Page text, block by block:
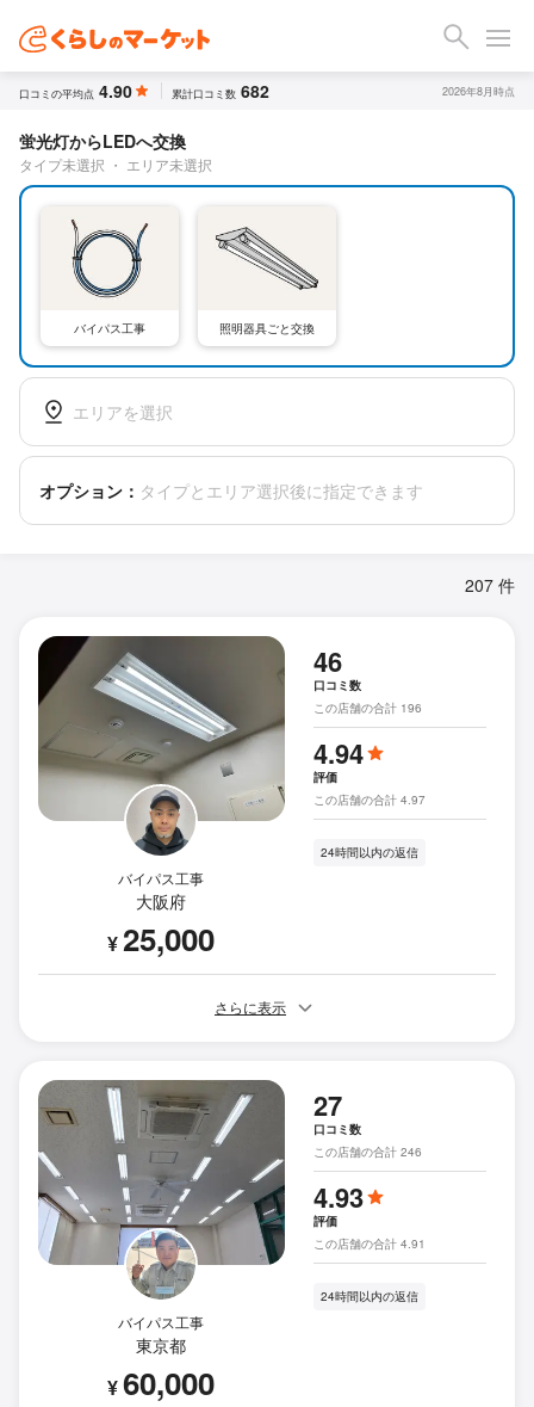
口コミの平均点 4.90 累計口コミ数 682 2026年8月時点
蛍光灯からLEDへ交換
タイプ未選択 ・ エリア未選択
バイパス工事 照明器具ごと交換
エリアを選択
オプション： タイプとエリア選択後に指定できます
207 件
バイパス工事
大阪府
¥25,000
46
口コミ数
この店舗の合計 196
4.94
評価
この店舗の合計 4.97
24時間以内の返信
さらに表示
バイパス工事
東京都
¥60,000
27
口コミ数
この店舗の合計 246
4.93
評価
この店舗の合計 4.91
24時間以内の返信